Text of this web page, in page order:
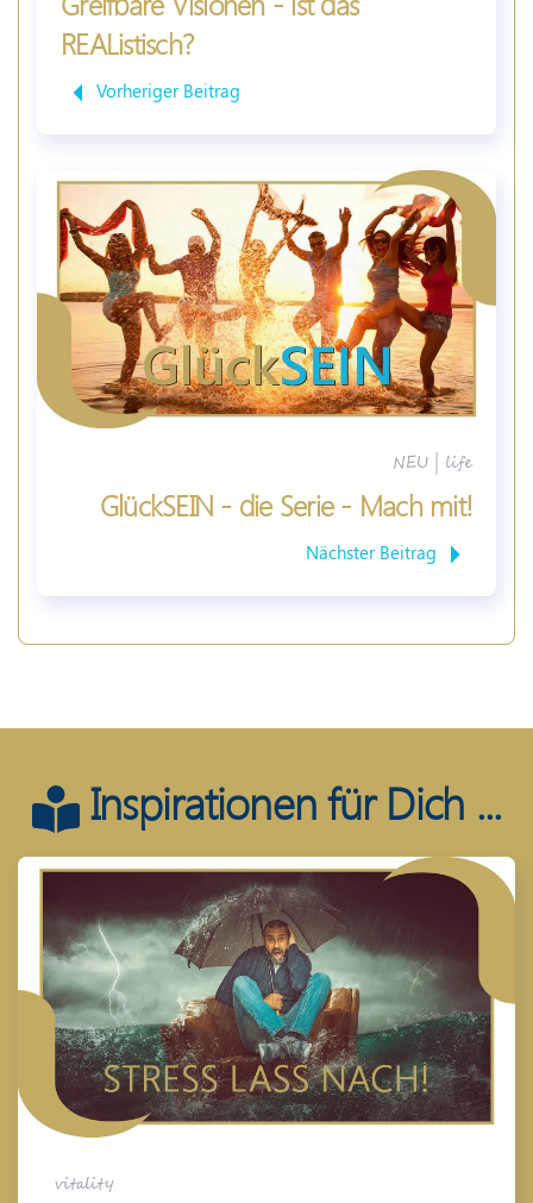
REAListisch?
Vorheriger Beitrag
NEU life
GlückSEIN - die Serie - Mach mit!
Nächster Beitrag
Inspirationen für Dich ...
vitality